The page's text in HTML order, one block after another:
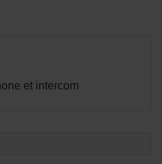
et intercom